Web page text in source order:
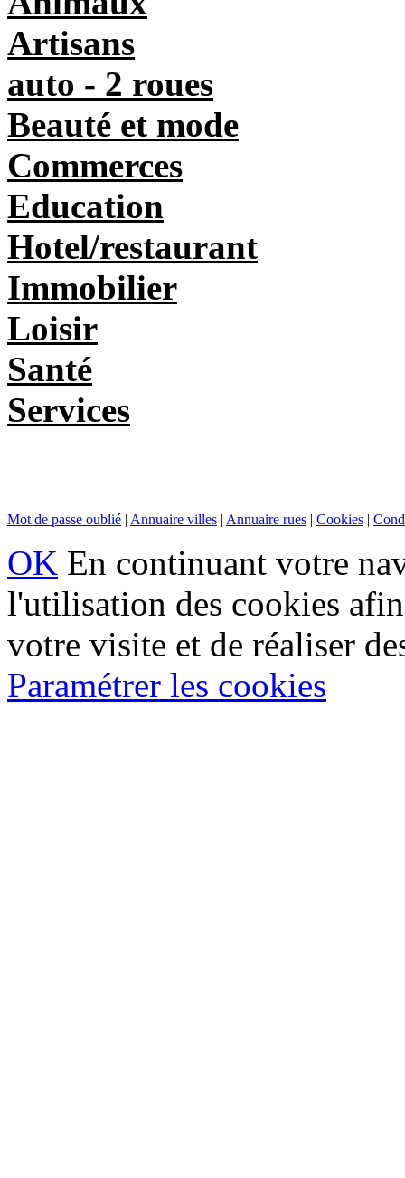
Artisans
auto - 2 roues
Beauté et mode
Commerces
Education
Hotel/restaurant
Immobilier
Loisir
Santé
Services
Mot de passe oublié | Annuaire villes | Annuaire rues | Cookies |
OK En continuant votre
l'utilisation des cookies
votre visite et de réaliser
Paramétrer les cookies